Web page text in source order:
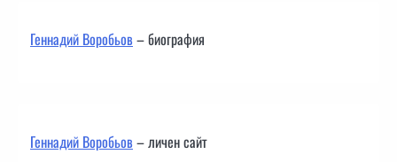
Геннадий Воробьов– биография
Геннадий Воробьов– личен сайт